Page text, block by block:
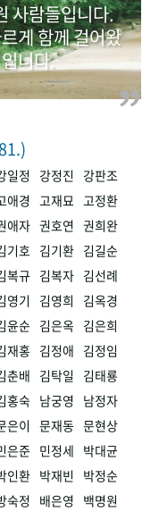
영상 기록물
사람들입니다.
게 함께 걸어왔
니다.
일정 강정진
강판조
애경 고재묘 고정환
애자 권호연 권희완
기호 김기환 김길순
복규 김복자 김선례
영기 김영희
김옥경
윤순 김은옥 김은희
재홍 김정애 김정임
춘배 김탁일
김태룡
홍숙 남궁영
남정자
은이 문재동 문현상
은준 민정세 박대균
인환 박재빈
박정순
숙정 배은영
백명원